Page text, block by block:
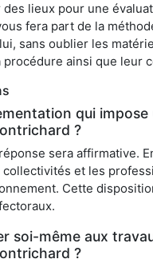
lieux pour une
fera part de la
sans oublier les
ainsi que leur
qui impose
?
sera affirmative.
et les
Cette
soi-même aux
?